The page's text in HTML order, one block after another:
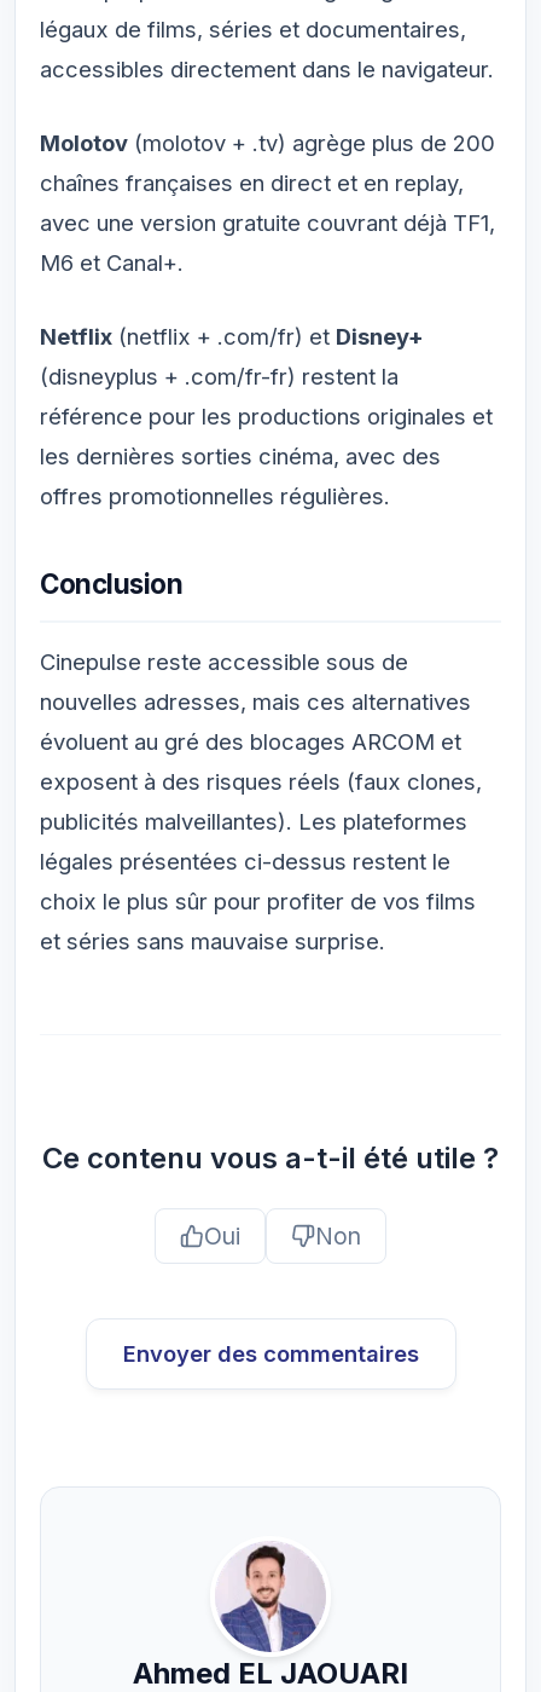
légaux de films, séries et documentaires,
accessibles directement dans le navigateur.
Molotov (molotov + .tv) agrège plus de 200
chaînes françaises en direct et en replay,
avec une version gratuite couvrant déjà TF1,
M6 et Canal+.
Netflix (netflix + .com/fr) et Disney+
(disneyplus + .com/fr-fr) restent la
référence pour les productions originales et
les dernières sorties cinéma, avec des
offres promotionnelles régulières.
Conclusion
Cinepulse reste accessible sous de
nouvelles adresses, mais ces alternatives
évoluent au gré des blocages ARCOM et
exposent à des risques réels (faux clones,
publicités malveillantes). Les plateformes
légales présentées ci-dessus restent le
choix le plus sûr pour profiter de vos films
et séries sans mauvaise surprise.
Ce contenu vous a-t-il été utile ?
Oui Non
Envoyer des commentaires
Ahmed EL JAOUARI